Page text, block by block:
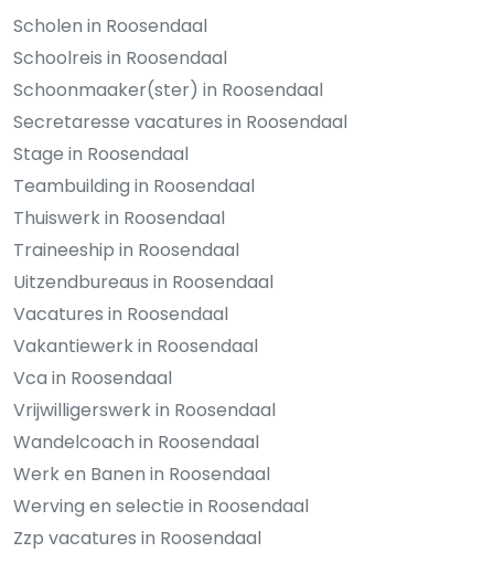
Scholen in Roosendaal
Schoolreis in Roosendaal
Schoonmaaker(ster) in Roosendaal
Secretaresse vacatures in Roosendaal
Stage in Roosendaal
Teambuilding in Roosendaal
Thuiswerk in Roosendaal
Traineeship in Roosendaal
Uitzendbureaus in Roosendaal
Vacatures in Roosendaal
Vakantiewerk in Roosendaal
Vca in Roosendaal
Vrijwilligerswerk in Roosendaal
Wandelcoach in Roosendaal
Werk en Banen in Roosendaal
Werving en selectie in Roosendaal
Zzp vacatures in Roosendaal